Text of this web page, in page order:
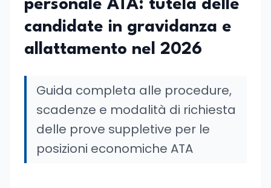
personale ATA: tutela delle
candidate in gravidanza e
allattamento nel 2026
Guida completa alle procedure,
scadenze e modalità di richiesta
delle prove suppletive per le
posizioni economiche ATA